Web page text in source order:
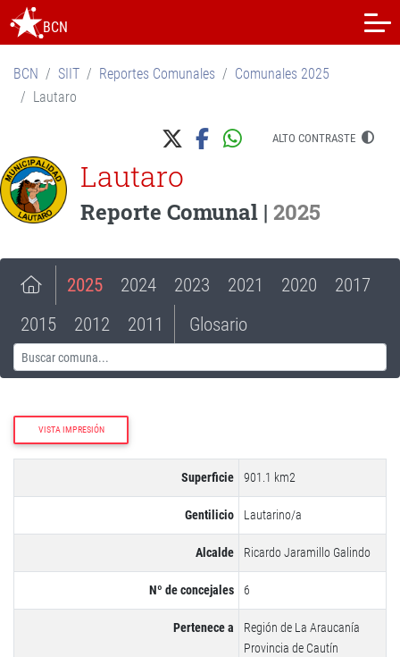
BCN
BCN SIIT Reportes Comunales
Comunales 2025
Lautaro
ALTO CONTRASTE
Lautaro
Reporte Comunal | 2025
2025 2024 2023 2021 2020
2017
2015
2012 2011 Glosario
VISTA IMPRESIÓN
Superficie 901.1 km2
Gentilicio Lautarino/a
Alcalde Ricardo Jaramillo Galindo
Nº de concejales 6
Pertenece a
Región de La Araucanía
Provincia de Cautín